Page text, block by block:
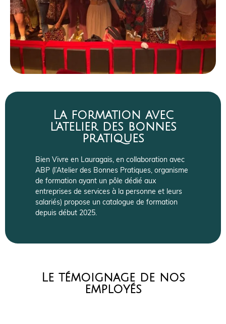
La formation avec
l'atelier des bonnes
pratiques
Bien Vivre en Lauragais, en collaboration avec
ABP (l’Atelier des Bonnes Pratiques, organisme
de formation ayant un pôle dédié aux
entreprises de services à la personne et leurs
salariés) propose un catalogue de formation
depuis début 2025.
Le témoignage de nos
employés